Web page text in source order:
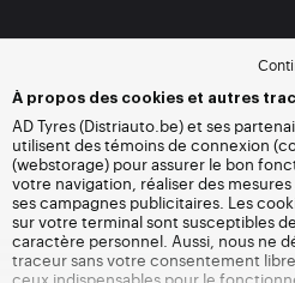
À propos des cookies et autres
AD Tyres (Distriauto.be) et ses
utilisent des témoins de connexion
(webstorage) pour assurer le bon
votre navigation, réaliser des
ses campagnes publicitaires. Les
sur votre terminal sont susceptibles
caractère personnel. Aussi, nous ne
traceur sans votre consentement
ceux indispensables pour le